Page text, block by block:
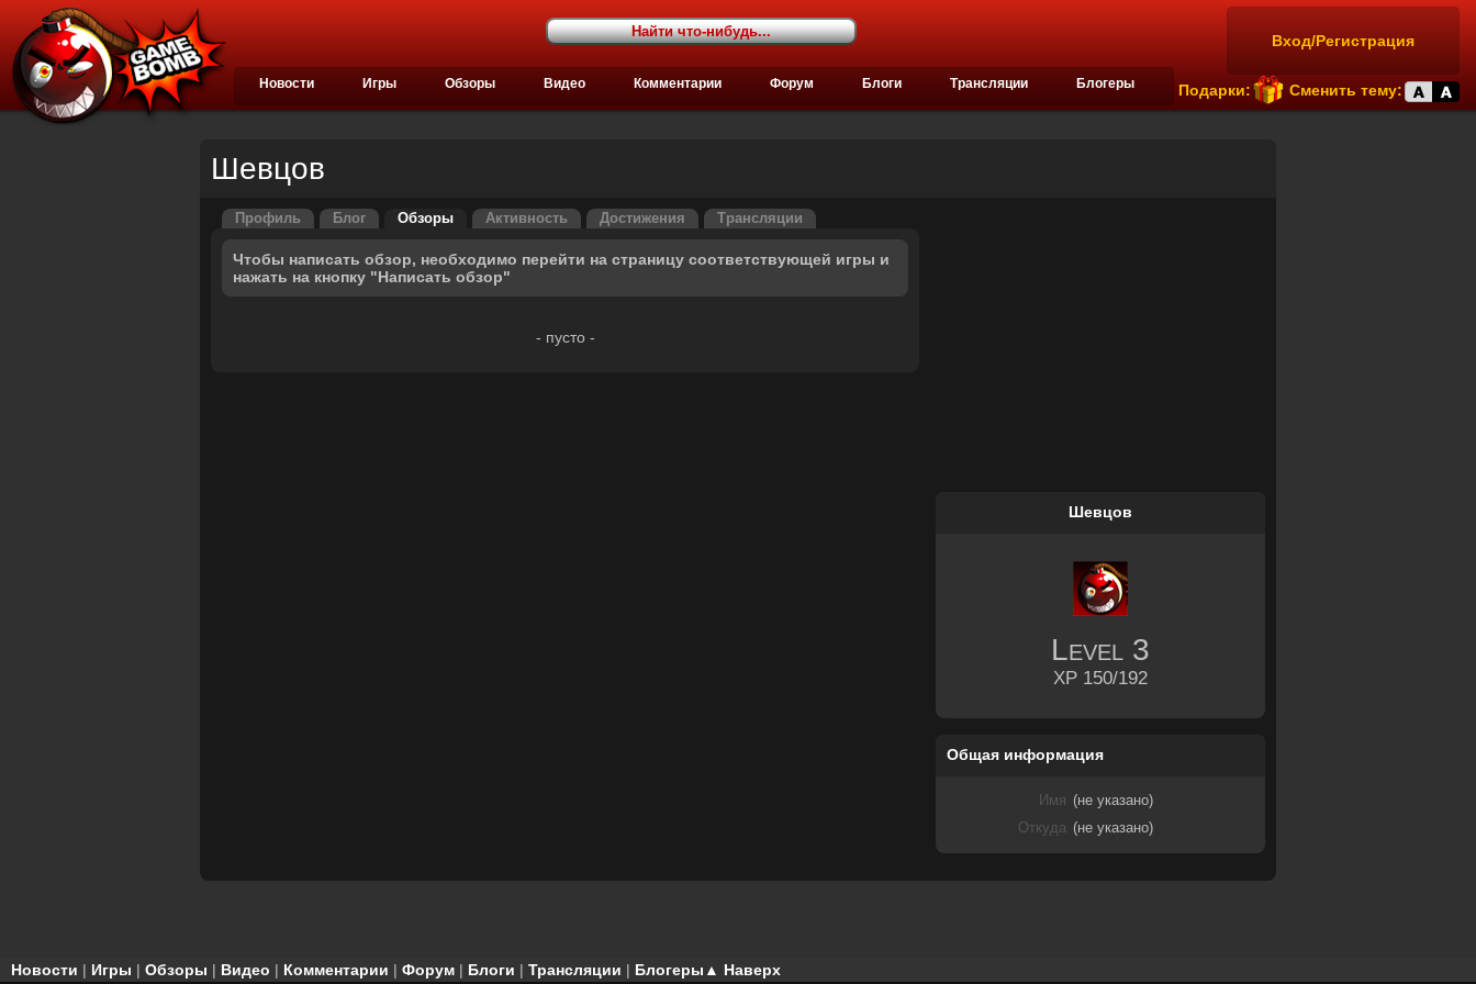
Вход/Регистрация
Подарки: Сменить тему:
Новости Игры Обзоры Видео Комментарии Форум Блоги Трансляции Блогеры
Шевцов
Профиль Блог Обзоры Активность Достижения Трансляции
Чтобы написать обзор, необходимо перейти на страницу соответствующей игры и
нажать на кнопку "Написать обзор"
- пусто -
Шевцов
Level 3
XP 150/192
Общая информация
Имя (не указано)
Откуда (не указано)
▲ Наверх
Новости | Игры | Обзоры | Видео | Комментарии | Форум | Блоги | Трансляции | Блогеры